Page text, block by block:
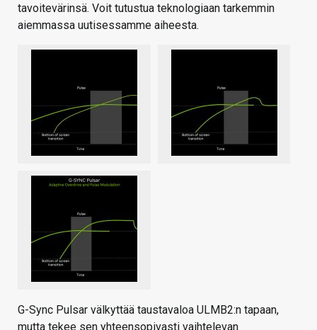
tavoitevärinsä. Voit tutustua teknologiaan tarkemmin
aiemmassa uutisessamme aiheesta.
G-Sync Pulsar välkyttää taustavaloa ULMB2:n tapaan,
mutta tekee sen yhteensopivasti vaihtelevan